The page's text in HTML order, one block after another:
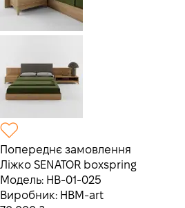
Попереднє замовлення
Ліжко SENATOR boxspring
Модель: HB-01-025
Виробник: HBM-art